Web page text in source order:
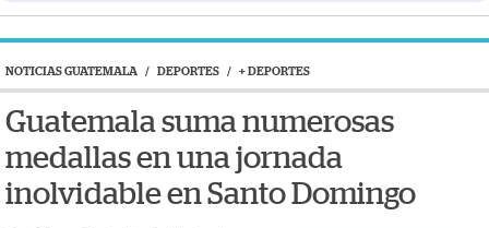
NOTICIAS GUATEMALA / DEPORTES / + DEPORTES
Guatemala suma numerosas
medallas en una jornada
inolvidable en Santo Domingo